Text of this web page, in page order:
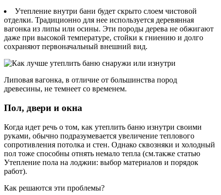
Утепление внутри бани будет скрыто слоем чистовой
отделки. Традиционно для нее используется деревянная
вагонка из липы или осины. Эти породы дерева не обжигают
даже при высокой температуре, стойки к гниению и долго
сохраняют первоначальный внешний вид.
Липовая вагонка, в отличие от большинства пород
древесины, не темнеет со временем.
Пол, двери и окна
Когда идет речь о том, как утеплить баню изнутри своими
руками, обычно подразумевается увеличение теплового
сопротивления потолка и стен. Однако сквозняки и холодный
пол тоже способны отнять немало тепла (см.также статью
Утепление пола на лоджии: выбор материалов и порядок
работ).
Как решаются эти проблемы?